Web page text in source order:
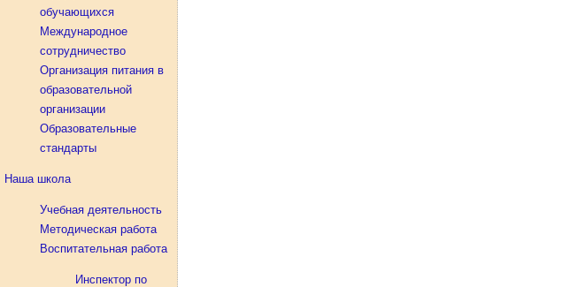
обучающихся
Международное
сотрудничество
Организация питания в
образовательной
организации
Образовательные
стандарты
Наша школа
Учебная деятельность
Методическая работа
Воспитательная работа
Инспектор по